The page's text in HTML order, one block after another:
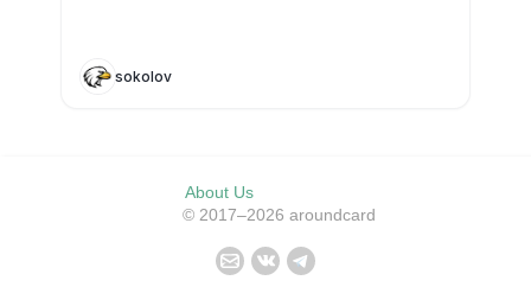
sokolov
About Us
© 2017–2026 aroundcard